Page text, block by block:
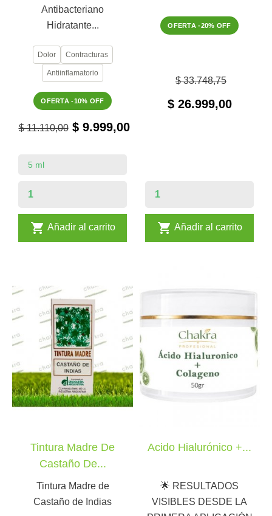
Antibacteriano
Hidratante...
Dolor Contracturas
Antiinflamatorio
OFERTA -10% OFF
$ 11.110,00 $ 9.999,00
 Añadir al carrito
OFERTA -20% OFF
$ 33.748,75
$ 26.999,00
 Añadir al carrito
Tintura Madre De
Castaño De...
Tintura Madre de
Castaño de Indias
Acido Hialurónico +...
🌟 RESULTADOS
VISIBLES DESDE LA